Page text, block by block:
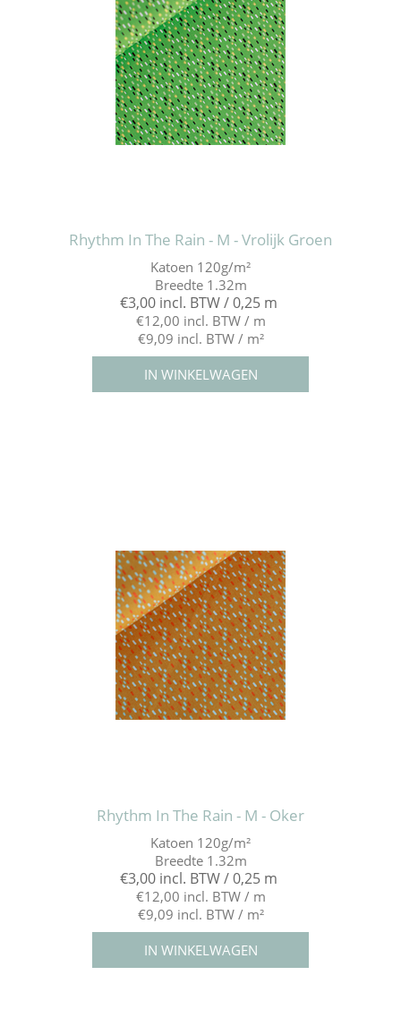
Rhythm In The Rain - M - Vrolijk Groen
Katoen 120g/m²
Breedte 1.32m
€3,00 incl. BTW / 0,25 m
€12,00 incl. BTW / m
€9,09 incl. BTW / m²
Rhythm In The Rain - M - Oker
Katoen 120g/m²
Breedte 1.32m
€3,00 incl. BTW / 0,25 m
€12,00 incl. BTW / m
€9,09 incl. BTW / m²